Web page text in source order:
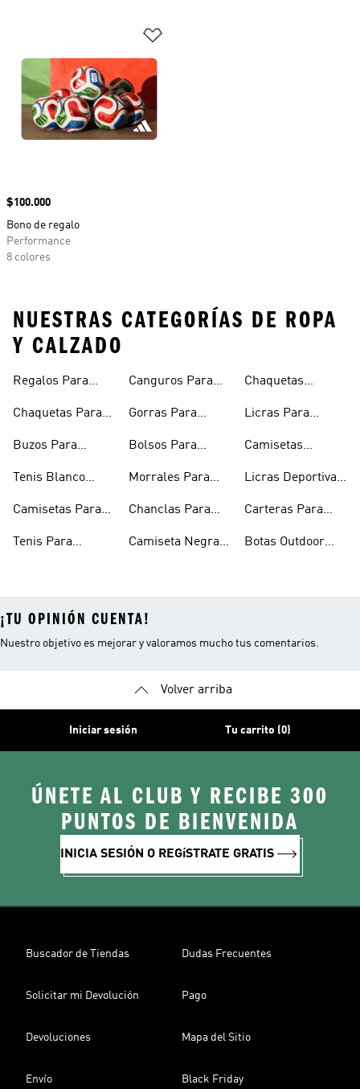
Precio
$100.000
Bono de regalo
Performance
8 colores
NUESTRAS CATEGORÍAS DE ROPA
Y CALZADO
Regalos Para
Chaquetas Para
Buzos Para
Tenis Blanco
Camisetas Para
Tenis Para
Canguros Para
Gorras Para
Bolsos Para
Morrales Para
Chanclas Para
Camiseta Negra
Chaquetas
Hombre
Licras Para
Camisetas
Hombre
Licras Deportivas
Carteras Para
Botas Outdoor
¡TU OPINIÓN CUENTA!
Nuestro objetivo es mejorar y valoramos mucho tus comentarios.
Volver arriba
Iniciar sesión Tu carrito (0)
ÚNETE AL CLUB Y RECIBE 300
PUNTOS DE BIENVENIDA
INICIA SESIÓN O REGíSTRATE GRATIS
Buscador de Tiendas Dudas Frecuentes
Solicitar mi Devolución Pago
Devoluciones Mapa del Sitio
Envío Black Friday